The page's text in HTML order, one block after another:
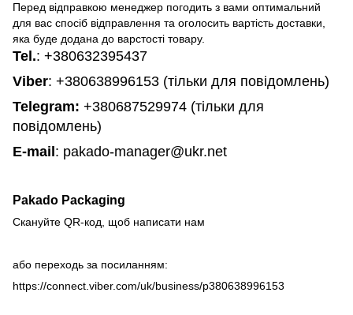
Перед відправкою менеджер погодить з вами оптимальний
для вас спосіб відправлення та оголосить вартість доставки,
яка буде додана до варстості товару.
Tel.: +380632395437
Viber: +380638996153 (тільки для повідомлень)
Telegram: +380687529974 (тільки для
повідомлень)
E-mail : pakado-manager@ukr.net
Pakado Packaging
Скануйте QR-код, щоб написати нам
або переходь за посиланням:
https://connect.viber.com/uk/business/p380638996153